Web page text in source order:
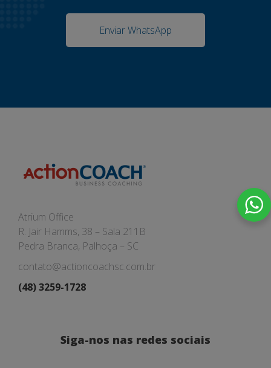
Enviar WhatsApp
Atrium Office
R. Jair Hamms, 38 – Sala 211B
Pedra Branca, Palhoça – SC
contato@actioncoachsc.com.br
(48) 3259-1728
Siga-nos nas redes sociais